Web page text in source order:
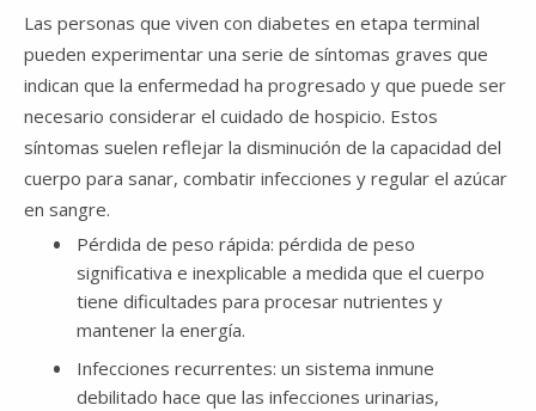
Las personas que viven con diabetes en etapa terminal
pueden experimentar una serie de síntomas graves que
indican que la enfermedad ha progresado y que puede ser
necesario considerar el cuidado de hospicio. Estos
síntomas suelen reflejar la disminución de la capacidad del
cuerpo para sanar, combatir infecciones y regular el azúcar
en sangre.
Pérdida de peso rápida: pérdida de peso
significativa e inexplicable a medida que el cuerpo
tiene dificultades para procesar nutrientes y
mantener la energía.
Infecciones recurrentes: un sistema inmune
debilitado hace que las infecciones urinarias,